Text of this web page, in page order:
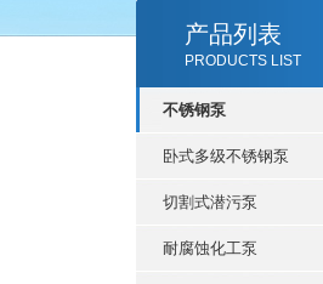
产品列表
PRODUCTS LIST
不锈钢泵
卧式多级不锈钢泵
切割式潜污泵
耐腐蚀化工泵